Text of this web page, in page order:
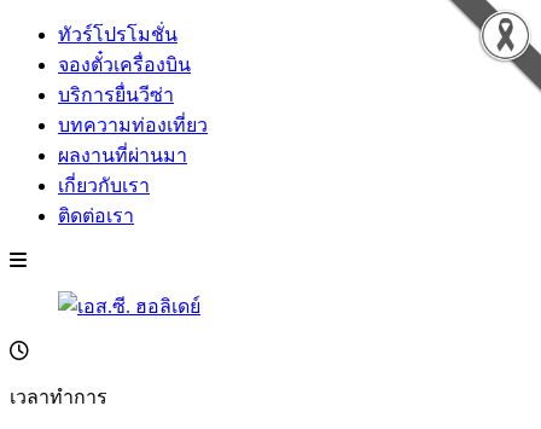
ทัวร์โปรโมชั่น
จองตั๋วเครื่องบิน
บริการยื่นวีซ่า
บทความท่องเที่ยว
ผลงานที่ผ่านมา
เกี่ยวกับเรา
ติดต่อเรา
เวลาทำการ